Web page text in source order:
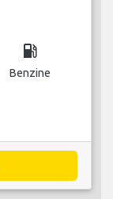
local_gas_station
Benzine